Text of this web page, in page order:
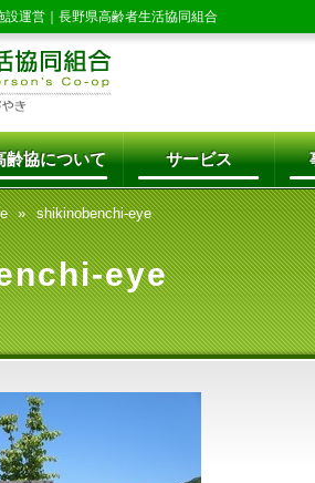
運営｜ 長野県高齢者生活協同組合
齢協について サービス
shikinobenchi-eye
eye